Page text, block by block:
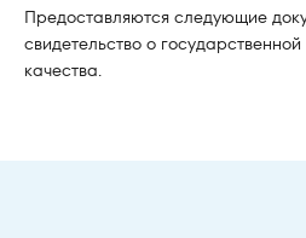
Предоставляются следующие
свидетельство о
качества.